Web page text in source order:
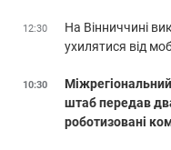
12:30
На Вінниччині
ухилятися від
10:30
штаб передав
роботизовані